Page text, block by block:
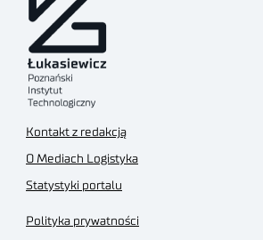
Kontakt z redakcją
O Mediach Logistyka
Statystyki portalu
Polityka prywatności